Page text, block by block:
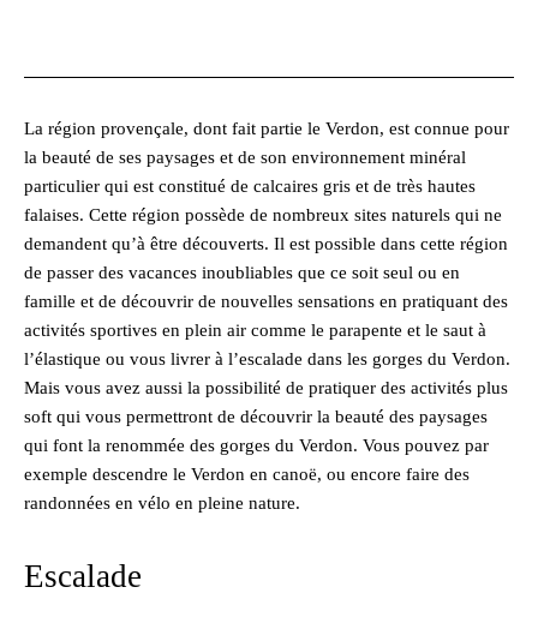
La région provençale, dont fait partie le Verdon, est connue pour
la beauté de ses paysages et de son environnement minéral
particulier qui est constitué de calcaires gris et de très hautes
falaises. Cette région possède de nombreux sites naturels qui ne
demandent qu’à être découverts. Il est possible dans cette région
de passer des vacances inoubliables que ce soit seul ou en
famille et de découvrir de nouvelles sensations en pratiquant des
activités sportives en plein air comme le parapente et le saut à
l’élastique ou vous livrer à l’escalade dans les gorges du Verdon.
Mais vous avez aussi la possibilité de pratiquer des activités plus
soft qui vous permettront de découvrir la beauté des paysages
qui font la renommée des gorges du Verdon. Vous pouvez par
exemple descendre le Verdon en canoë, ou encore faire des
randonnées en vélo en pleine nature.
Escalade